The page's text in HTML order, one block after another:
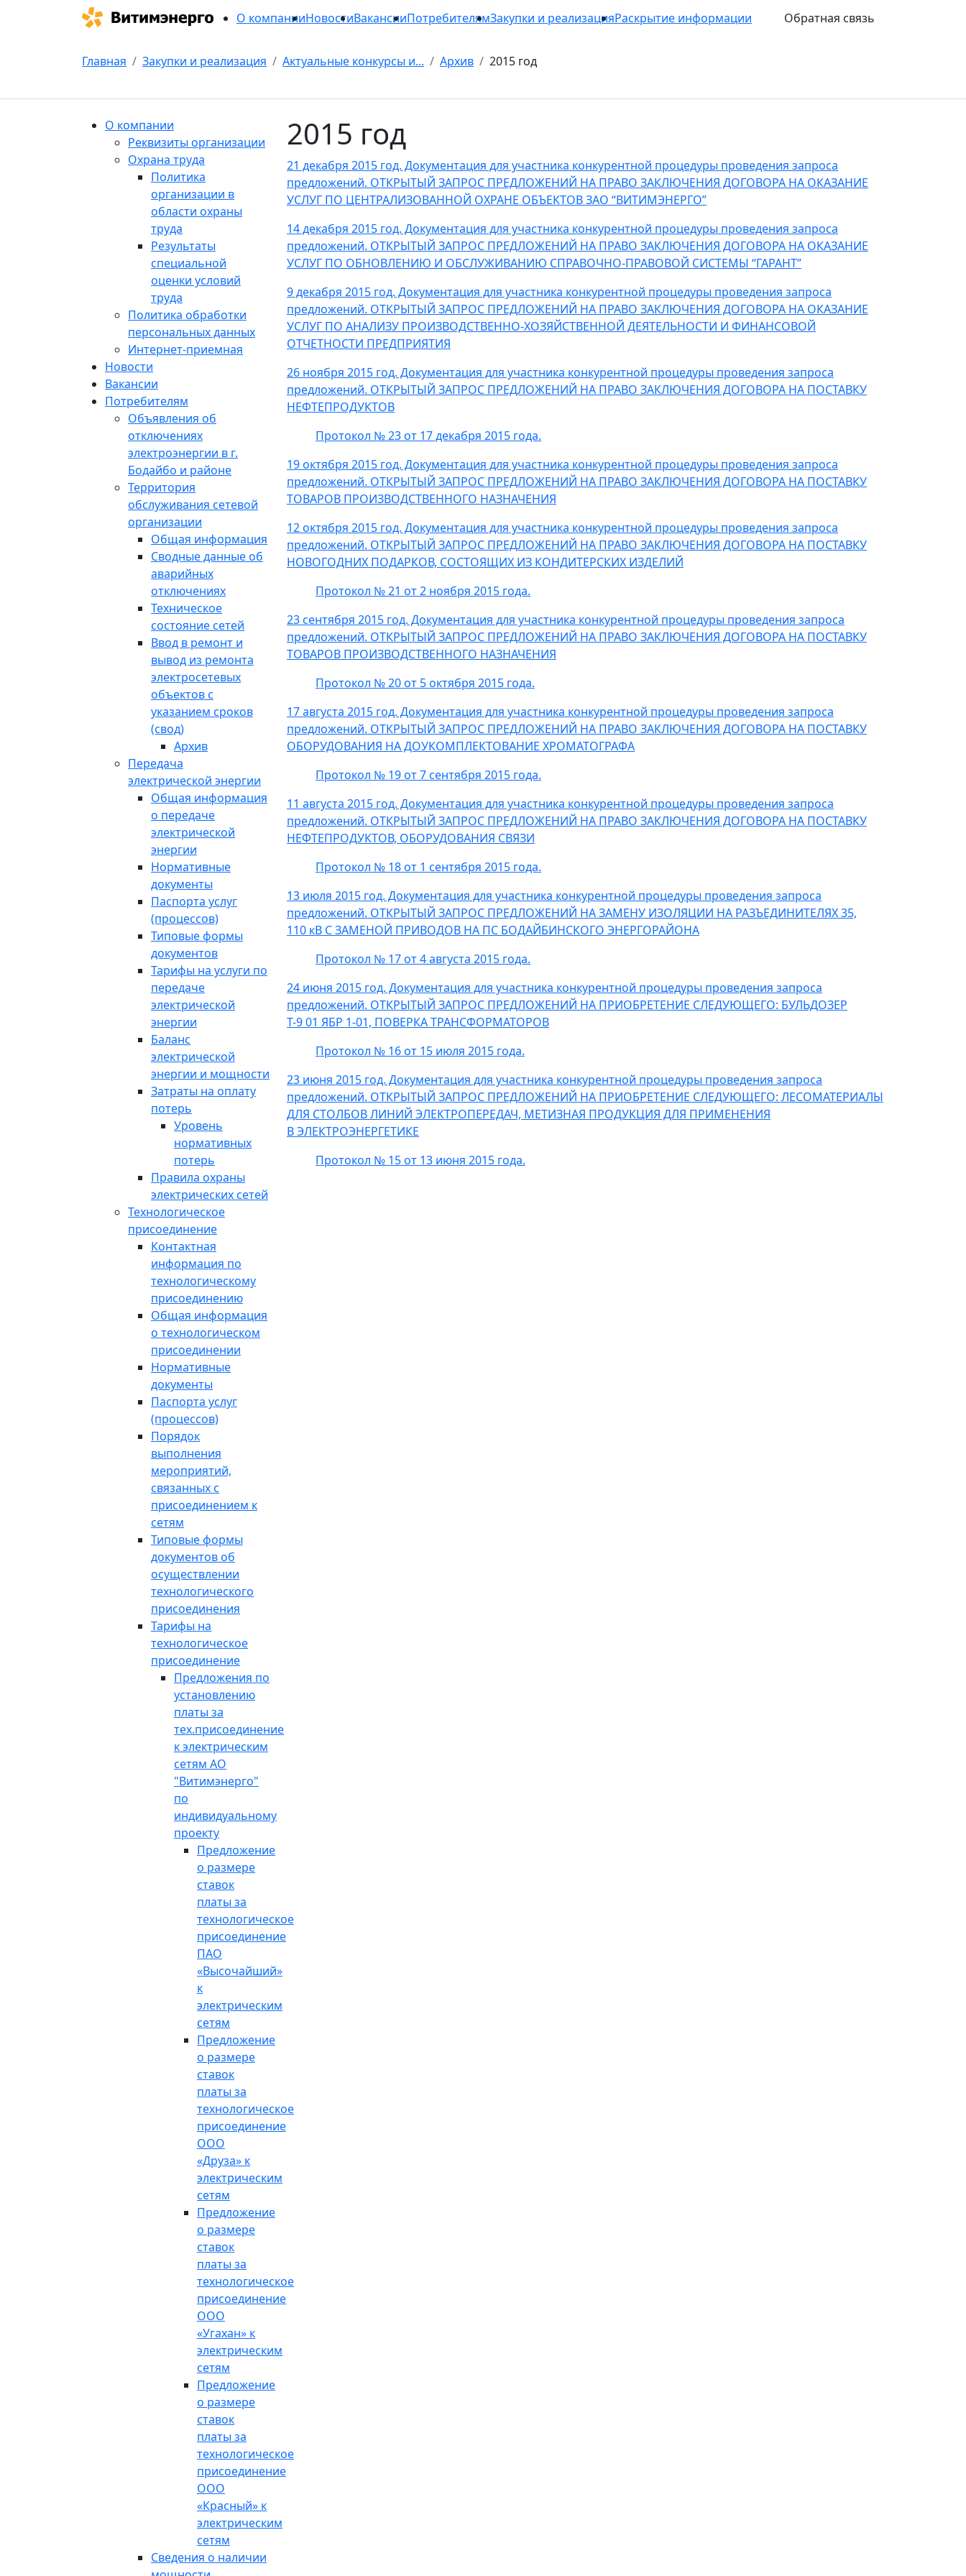
2015 год
21 декабря 2015 год. Документация для участника конкурентной процедуры проведения запроса
предложений. ОТКРЫТЫЙ ЗАПРОС ПРЕДЛОЖЕНИЙ НА ПРАВО ЗАКЛЮЧЕНИЯ ДОГОВОРА НА ОКАЗАНИЕ
УСЛУГ ПО ЦЕНТРАЛИЗОВАННОЙ ОХРАНЕ ОБЪЕКТОВ ЗАО “ВИТИМЭНЕРГО”
14 декабря 2015 год. Документация для участника конкурентной процедуры проведения запроса
предложений. ОТКРЫТЫЙ ЗАПРОС ПРЕДЛОЖЕНИЙ НА ПРАВО ЗАКЛЮЧЕНИЯ ДОГОВОРА НА ОКАЗАНИЕ
УСЛУГ ПО ОБНОВЛЕНИЮ И ОБСЛУЖИВАНИЮ СПРАВОЧНО-ПРАВОВОЙ СИСТЕМЫ “ГАРАНТ”
9 декабря 2015 год. Документация для участника конкурентной процедуры проведения запроса
предложений. ОТКРЫТЫЙ ЗАПРОС ПРЕДЛОЖЕНИЙ НА ПРАВО ЗАКЛЮЧЕНИЯ ДОГОВОРА НА ОКАЗАНИЕ
УСЛУГ ПО АНАЛИЗУ ПРОИЗВОДСТВЕННО-ХОЗЯЙСТВЕННОЙ ДЕЯТЕЛЬНОСТИ И ФИНАНСОВОЙ
ОТЧЕТНОСТИ ПРЕДПРИЯТИЯ
26 ноября 2015 год. Документация для участника конкурентной процедуры проведения запроса
предложений. ОТКРЫТЫЙ ЗАПРОС ПРЕДЛОЖЕНИЙ НА ПРАВО ЗАКЛЮЧЕНИЯ ДОГОВОРА НА ПОСТАВКУ
НЕФТЕПРОДУКТОВ
Протокол № 23 от 17 декабря 2015 года.
19 октября 2015 год. Документация для участника конкурентной процедуры проведения запроса
предложений. ОТКРЫТЫЙ ЗАПРОС ПРЕДЛОЖЕНИЙ НА ПРАВО ЗАКЛЮЧЕНИЯ ДОГОВОРА НА ПОСТАВКУ
ТОВАРОВ ПРОИЗВОДСТВЕННОГО НАЗНАЧЕНИЯ
12 октября 2015 год. Документация для участника конкурентной процедуры проведения запроса
предложений. ОТКРЫТЫЙ ЗАПРОС ПРЕДЛОЖЕНИЙ НА ПРАВО ЗАКЛЮЧЕНИЯ ДОГОВОРА НА ПОСТАВКУ
НОВОГОДНИХ ПОДАРКОВ, СОСТОЯЩИХ ИЗ КОНДИТЕРСКИХ ИЗДЕЛИЙ
Протокол № 21 от 2 ноября 2015 года.
23 сентября 2015 год. Документация для участника конкурентной процедуры проведения запроса
предложений. ОТКРЫТЫЙ ЗАПРОС ПРЕДЛОЖЕНИЙ НА ПРАВО ЗАКЛЮЧЕНИЯ ДОГОВОРА НА ПОСТАВКУ
ТОВАРОВ ПРОИЗВОДСТВЕННОГО НАЗНАЧЕНИЯ
Протокол № 20 от 5 октября 2015 года.
17 августа 2015 год. Документация для участника конкурентной процедуры проведения запроса
предложений. ОТКРЫТЫЙ ЗАПРОС ПРЕДЛОЖЕНИЙ НА ПРАВО ЗАКЛЮЧЕНИЯ ДОГОВОРА НА ПОСТАВКУ
ОБОРУДОВАНИЯ НА ДОУКОМПЛЕКТОВАНИЕ ХРОМАТОГРАФА
Протокол № 19 от 7 сентября 2015 года.
11 августа 2015 год. Документация для участника конкурентной процедуры проведения запроса
предложений. ОТКРЫТЫЙ ЗАПРОС ПРЕДЛОЖЕНИЙ НА ПРАВО ЗАКЛЮЧЕНИЯ ДОГОВОРА НА ПОСТАВКУ
НЕФТЕПРОДУКТОВ, ОБОРУДОВАНИЯ СВЯЗИ
Протокол № 18 от 1 сентября 2015 года.
13 июля 2015 год. Документация для участника конкурентной процедуры проведения запроса
предложений. ОТКРЫТЫЙ ЗАПРОС ПРЕДЛОЖЕНИЙ НА ЗАМЕНУ ИЗОЛЯЦИИ НА РАЗЪЕДИНИТЕЛЯХ 35,
110 кВ С ЗАМЕНОЙ ПРИВОДОВ НА ПС БОДАЙБИНСКОГО ЭНЕРГОРАЙОНА
Протокол № 17 от 4 августа 2015 года.
24 июня 2015 год. Документация для участника конкурентной процедуры проведения запроса
предложений. ОТКРЫТЫЙ ЗАПРОС ПРЕДЛОЖЕНИЙ НА ПРИОБРЕТЕНИЕ СЛЕДУЮЩЕГО: БУЛЬДОЗЕР
Т-9 01 ЯБР 1-01, ПОВЕРКА ТРАНСФОРМАТОРОВ
Протокол № 16 от 15 июля 2015 года.
23 июня 2015 год. Документация для участника конкурентной процедуры проведения запроса
предложений. ОТКРЫТЫЙ ЗАПРОС ПРЕДЛОЖЕНИЙ НА ПРИОБРЕТЕНИЕ СЛЕДУЮЩЕГО: ЛЕСОМАТЕРИАЛЫ
ДЛЯ СТОЛБОВ ЛИНИЙ ЭЛЕКТРОПЕРЕДАЧ, МЕТИЗНАЯ ПРОДУКЦИЯ ДЛЯ ПРИМЕНЕНИЯ
В ЭЛЕКТРОЭНЕРГЕТИКЕ
Протокол № 15 от 13 июня 2015 года.
О компании
Реквизиты организации
Охрана труда
Политика
организации в
области охраны
труда
Результаты
специальной
оценки условий
труда
Политика обработки
персональных данных
Интернет-приемная
Новости
Вакансии
Потребителям
Объявления об
отключениях
электроэнергии в г.
Бодайбо и районе
Территория
обслуживания сетевой
организации
Общая информация
Сводные данные об
аварийных
отключениях
Техническое
состояние сетей
Ввод в ремонт и
вывод из ремонта
электросетевых
объектов с
указанием сроков
(свод)
Архив
Передача
электрической энергии
Общая информация
о передаче
электрической
энергии
Нормативные
документы
Паспорта услуг
(процессов)
Типовые формы
документов
Тарифы на услуги по
передаче
электрической
энергии
Баланс
электрической
энергии и мощности
Затраты на оплату
потерь
Уровень
нормативных
потерь
Правила охраны
электрических сетей
Технологическое
присоединение
Контактная
информация по
технологическому
присоединению
Общая информация
о технологическом
присоединении
Нормативные
документы
Паспорта услуг
(процессов)
Порядок
выполнения
мероприятий,
связанных с
присоединением к
сетям
Типовые формы
документов об
осуществлении
технологического
присоединения
Тарифы на
технологическое
присоединение
Предложения по
установлению
платы за
тех.присоединение
к электрическим
сетям АО
"Витимэнерго"
по
индивидуальному
проекту
Предложение
о размере
ставок
платы за
технологическое
присоединение
ПАО
«Высочайший»
к
электрическим
сетям
Предложение
о размере
ставок
платы за
технологическое
присоединение
ООО
«Друза» к
электрическим
сетям
Предложение
о размере
ставок
платы за
технологическое
присоединение
ООО
«Угахан» к
электрическим
сетям
Предложение
о размере
ставок
платы за
технологическое
присоединение
ООО
«Красный» к
электрическим
сетям
Сведения о наличии
О компанииНовостиВакансииПотребителямЗакупки и реализацияРаскрытие информации Обратная связь
Главная Закупки и реализация Актуальные конкурсы и... Архив 2015 год